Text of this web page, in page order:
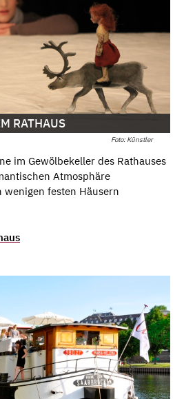
Foto: Künstler
RATHAUS
im Gewölbekeller des Rathauses
Atmosphäre
festen Häusern